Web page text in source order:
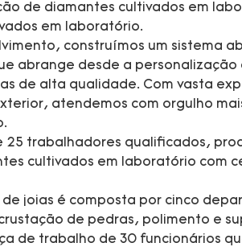
de diamantes cultivados em
em laboratório.
construímos um sistema
abrange desde a personalização
de alta qualidade. Com vasta
atendemos com orgulho
25 trabalhadores qualificados,
cultivados em laboratório com
joias é composta por cinco
de pedras, polimento e
de trabalho de 30 funcionários